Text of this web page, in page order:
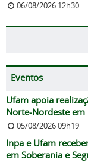
06/08/2026 12h30
Eventos
Ufam apoia
Norte-Nordeste
05/08/2026 09h19
Inpa e Ufam
em Soberania e